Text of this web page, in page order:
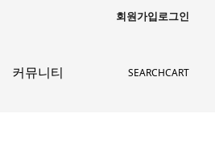
회원가입로그인
커뮤니티 SEARCHCART